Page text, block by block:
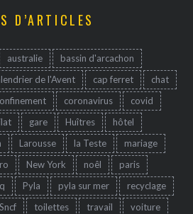
D’ARTICLES
australie
bassin d'arcachon
de l'Avent cap ferret
chat
coronavirus
covid
gare Huîtres
hôtel
Larousse la Teste
mariage
New York noêl
paris
Pyla pyla sur mer
recyclage
Sncf toilettes travail
voiture